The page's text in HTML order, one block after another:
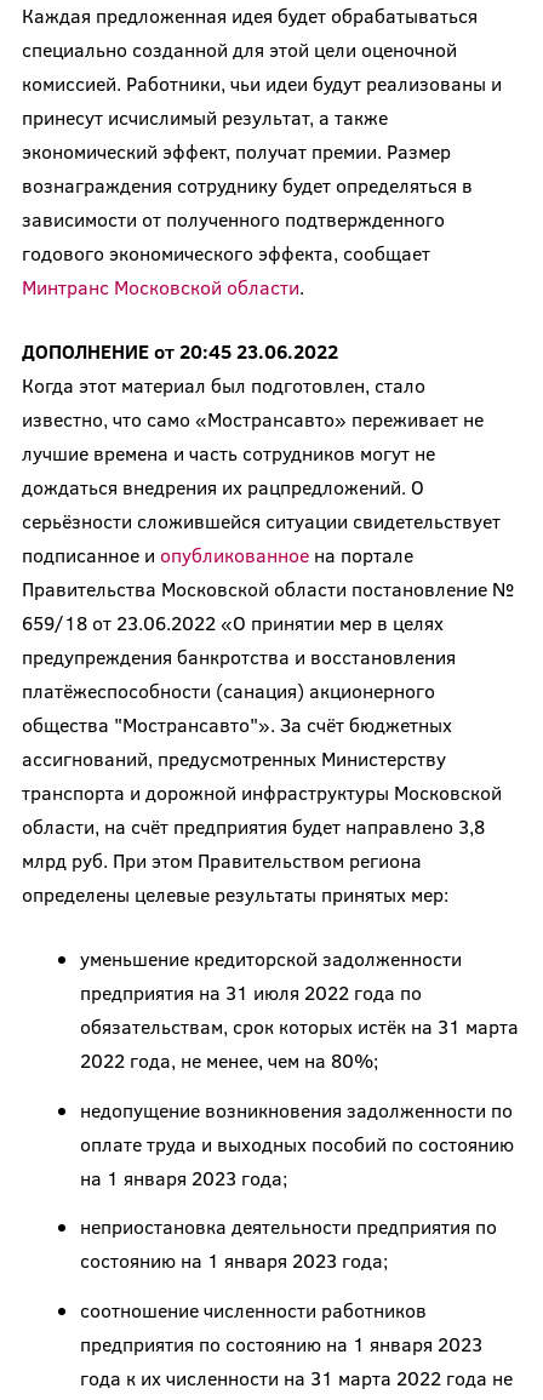
Каждая предложенная идея будет обрабатываться
специально созданной для этой цели оценочной
комиссией. Работники, чьи идеи будут реализованы и
принесут исчислимый результат, а также
экономический эффект, получат премии. Размер
вознаграждения сотруднику будет определяться в
зависимости от полученного подтвержденного
годового экономического эффекта, сообщает
Минтранс Московской области.
ДОПОЛНЕНИЕ от 20:45 23.06.2022
Когда этот материал был подготовлен, стало
известно, что само «Мострансавто» переживает не
лучшие времена и часть сотрудников могут не
дождаться внедрения их рацпредложений. О
серьёзности сложившейся ситуации свидетельствует
подписанное и опубликованноена портале
Правительства Московской области постановление №
659/18 от 23.06.2022 «О принятии мер в целях
предупреждения банкротства и восстановления
платёжеспособности (санация) акционерного
общества "Мострансавто"». За счёт бюджетных
ассигнований, предусмотренных Министерству
транспорта и дорожной инфраструктуры Московской
области, на счёт предприятия будет направлено 3,8
млрд руб. При этом Правительством региона
определены целевые результаты принятых мер:
уменьшение кредиторской задолженности
предприятия на 31 июля 2022 года по
обязательствам, срок которых истёк на 31 марта
2022 года, не менее, чем на 80%;
недопущение возникновения задолженности по
оплате труда и выходных пособий по состоянию
на 1 января 2023 года;
неприостановка деятельности предприятия по
состоянию на 1 января 2023 года;
соотношение численности работников
предприятия по состоянию на 1 января 2023
года к их численности на 31 марта 2022 года не